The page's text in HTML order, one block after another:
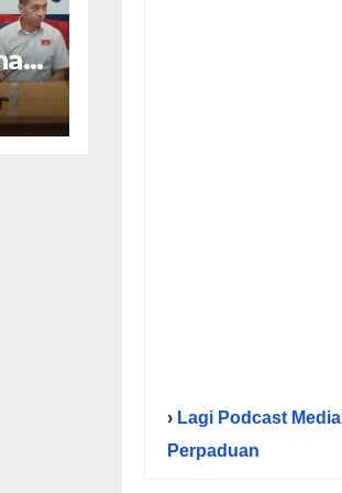
›Lagi Podcast Media
Perpaduan